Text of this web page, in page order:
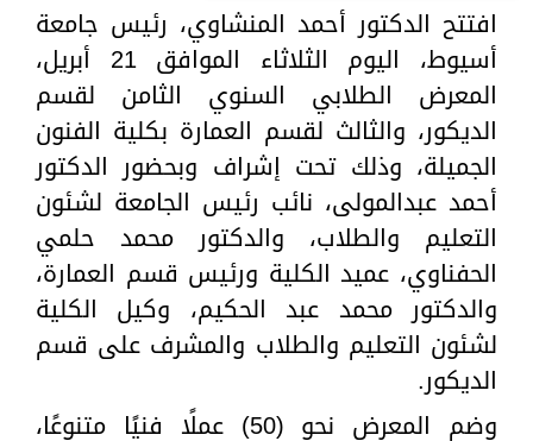
افتتح الدكتور أحمد المنشاوي، رئيس جامعة
أسيوط، اليوم الثلاثاء الموافق 21 أبريل،
المعرض الطلابي السنوي الثامن لقسم
الديكور، والثالث لقسم العمارة بكلية الفنون
الجميلة، وذلك تحت إشراف وبحضور الدكتور
أحمد عبدالمولى، نائب رئيس الجامعة لشئون
التعليم والطلاب، والدكتور محمد حلمي
الحفناوي، عميد الكلية ورئيس قسم العمارة،
والدكتور محمد عبد الحكيم، وكيل الكلية
لشئون التعليم والطلاب والمشرف على قسم
الديكور.
وضم المعرض نحو (50) عملًا فنيًا متنوعًا،